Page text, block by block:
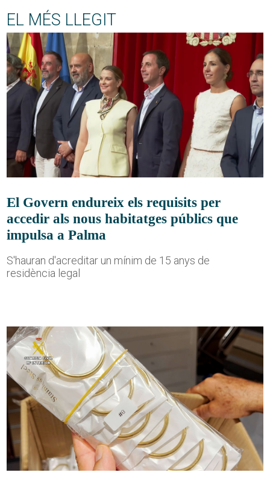
EL MÉS LLEGIT
El Govern endureix els requisits per
accedir als nous habitatges públics que
impulsa a Palma
S'hauran d'acreditar un mínim de 15 anys de
residència legal